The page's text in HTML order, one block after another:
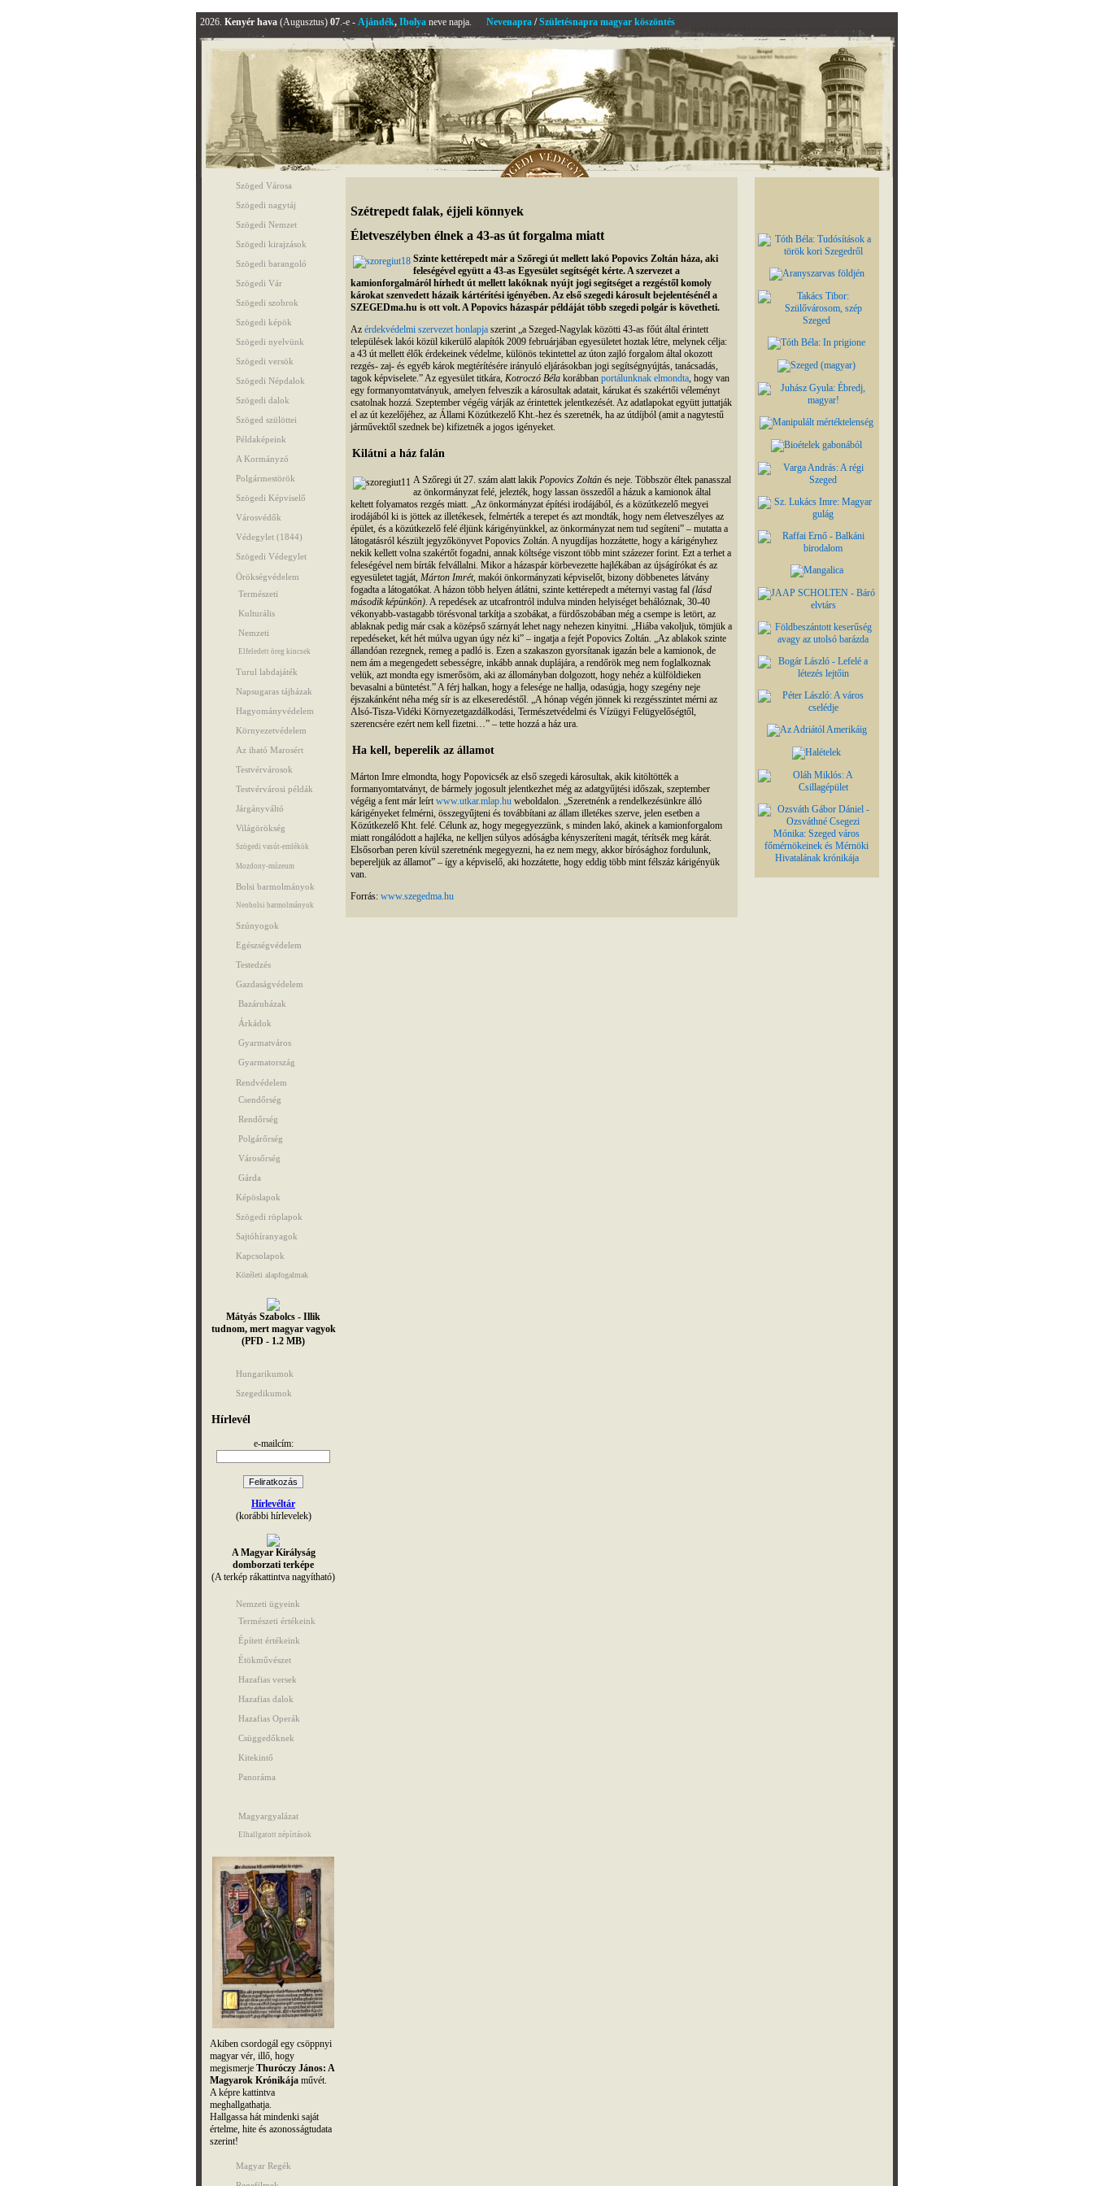
2026. Kenyér hava (Augusztus) 07.-e - Ajándék, Ibolyaneve napja. Nevenapra/Születésnapra magyar köszöntés
Szöged Városa
Szögedi nagytáj
Szögedi Nemzet
Szögedi kirajzások
Szögedi barangoló
Szögedi Vár
Szögedi szobrok
Szögedi képök
Szögedi nyelvünk
Szögedi versök
Szögedi Népdalok
Szögedi dalok
Szöged szülöttei
Példaképeink
A Kormányzó
Polgármestörök
Szögedi Képviselő
Városvédők
Védegylet (1844)
Szögedi Védegylet
Örökségvédelem
Természeti
Kulturális
Nemzeti
Elfeledett öreg kincsek
Turul labdajáték
Napsugaras tájházak
Hagyományvédelem
Környezetvédelem
Az iható Marosért
Testvérvárosok
Testvérvárosi példák
Járgányváltó
Világörökség
Szögedi vasút-emlékök
Mozdony-múzeum
Bolsi barmolmányok
Neobolsi barmolmányok
Szúnyogok
Egészségvédelem
Testedzés
Gazdaságvédelem
Bazáruházak
Árkádok
Gyarmatváros
Gyarmatország
Rendvédelem
Csendőrség
Rendőrség
Polgárőrség
Városőrség
Gárda
Képöslapok
Szögedi röplapok
Sajtóhíranyagok
Kapcsolapok
Közéleti alapfogalmak
Mátyás Szabolcs - Illik
tudnom, mert magyar vagyok
(PFD - 1.2 MB)
Hungarikumok
Szegedikumok
Hírlevél
e-mailcím:
Hírlevéltár
(korábbi hírlevelek)
A Magyar Királyság
domborzati terképe
(A terkép rákattintva nagyítható)
Nemzeti ügyeink
Természeti értékeink
Épített értékeink
Étökművészet
Hazafias versek
Hazafias dalok
Hazafias Operák
Csüggedőknek
Kitekintő
Panoráma
Magyargyalázat
Elhallgatott népírtások
Akiben csordogál egy csöppnyi
magyar vér, illő, hogy
megismerje Thuróczy János: A
Magyarok Krónikájaművét.
A képre kattintva
meghallgathatja.
Hallgassa hát mindenki saját
értelme, hite és azonosságtudata
szerint!
Magyar Regék
Szétrepedt falak, éjjeli könnyek
Életveszélyben élnek a 43-as út forgalma miatt
Szinte kettérepedt már a Szőregi út mellett lakó Popovics Zoltán háza, aki
feleségével együtt a 43-as Egyesület segítségét kérte. A szervezet a
kamionforgalmáról hírhedt út mellett lakóknak nyújt jogi segítséget a rezgéstől komoly
károkat szenvedett házaik kártérítési igényében. Az első szegedi károsult bejelentésénél a
SZEGEDma.hu is ott volt. A Popovics házaspár példáját több szegedi polgár is követheti.
Az érdekvédelmi szervezet honlapjaszerint „a Szeged-Nagylak közötti 43-as főút által érintett
települések lakói közül kikerülő alapítók 2009 februárjában egyesületet hoztak létre, melynek célja:
a 43 út mellett élők érdekeinek védelme, különös tekintettel az úton zajló forgalom által okozott
rezgés- zaj- és egyéb károk megtérítésére irányuló eljárásokban jogi segítségnyújtás, tanácsadás,
tagok képviselete.” Az egyesület titkára, Kotroczó Bélakorábban portálunknak elmondta, hogy van
egy formanyomtatványuk, amelyen felveszik a károsultak adatait, kárukat és szakértői véleményt
csatolnak hozzá. Szeptember végéig várják az érintettek jelentkezését. Az adatlapokat együtt juttatják
el az út kezelőjéhez, az Állami Közútkezelő Kht.-hez és szeretnék, ha az útdíjból (amit a nagytestű
járművektől szednek be) kifizetnék a jogos igényeket.
Kilátni a ház falán
A Szőregi út 27. szám alatt lakik Popovics Zoltánés neje. Többször éltek panasszal
az önkormányzat felé, jelezték, hogy lassan összedől a házuk a kamionok által
keltett folyamatos rezgés miatt. „Az önkormányzat építési irodájából, és a közútkezelő megyei
irodájából ki is jöttek az illetékesek, felmérték a terepet és azt mondták, hogy nem életveszélyes az
épület, és a közútkezelő felé éljünk kárigényünkkel, az önkormányzat nem tud segíteni” – mutatta a
látogatásról készült jegyzőkönyvet Popovics Zoltán. A nyugdíjas hozzátette, hogy a kárigényhez
nekik kellett volna szakértőt fogadni, annak költsége viszont több mint százezer forint. Ezt a terhet a
feleségével nem bírták felvállalni. Mikor a házaspár körbevezette hajlékában az újságírókat és az
egyesületet tagját, Márton Imrét, makói önkormányzati képviselőt, bizony döbbenetes látvány
fogadta a látogatókat. A házon több helyen átlátni, szinte kettérepedt a méternyi vastag fal (lásd
második képünkön). A repedések az utcafrontról indulva minden helyiséget behálóznak, 30-40
vékonyabb-vastagabb törésvonal tarkítja a szobákat, a fürdőszobában még a csempe is letört, az
ablaknak pedig már csak a középső szárnyát lehet nagy nehezen kinyitni. „Hiába vakoljuk, tömjük a
repedéseket, két hét múlva ugyan úgy néz ki” – ingatja a fejét Popovics Zoltán. „Az ablakok szinte
állandóan rezegnek, remeg a padló is. Ezen a szakaszon gyorsítanak igazán bele a kamionok, de
nem ám a megengedett sebességre, inkább annak duplájára, a rendőrök meg nem foglalkoznak
velük, azt mondta egy ismerősöm, aki az állományban dolgozott, hogy nehéz a külföldieken
bevasalni a büntetést.” A férj halkan, hogy a felesége ne hallja, odasúgja, hogy szegény neje
éjszakánként néha még sír is az elkeseredéstől. „A hónap végén jönnek ki rezgésszintet mérni az
Alsó-Tisza-Vidéki Környezetgazdálkodási, Természetvédelmi és Vízügyi Felügyelőségtől,
szerencsére ezért nem kell fizetni…” – tette hozzá a ház ura.
Ha kell, beperelik az államot
Márton Imre elmondta, hogy Popovicsék az első szegedi károsultak, akik kitöltötték a
formanyomtatványt, de bármely jogosult jelentkezhet még az adatgyűjtési időszak, szeptember
végéig a fent már leírtwww.utkar.mlap.huweboldalon. „Szeretnénk a rendelkezésünkre álló
kárigényeket felmérni, összegyűjteni és továbbítani az állam illetékes szerve, jelen esetben a
Közútkezelő Kht. felé. Célunk az, hogy megegyezzünk, s minden lakó, akinek a kamionforgalom
miatt rongálódott a hajléka, ne kelljen súlyos adóságba kényszeríteni magát, térítsék meg kárát.
Elsősorban peren kívül szeretnénk megegyezni, ha ez nem megy, akkor bírósághoz fordulunk,
bepereljük az államot” – így a képviselő, aki hozzátette, hogy eddig több mint félszáz kárigényük
van.
Forrás: www.szegedma.hu